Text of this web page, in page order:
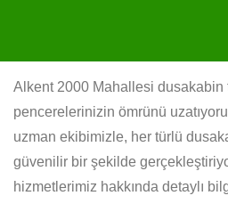
Alkent 2000 Mahallesi dusakabin
pencerelerinizin ömrünü
uzman ekibimizle, her türlü
güvenilir bir şekilde
hizmetlerimiz hakkında detaylı